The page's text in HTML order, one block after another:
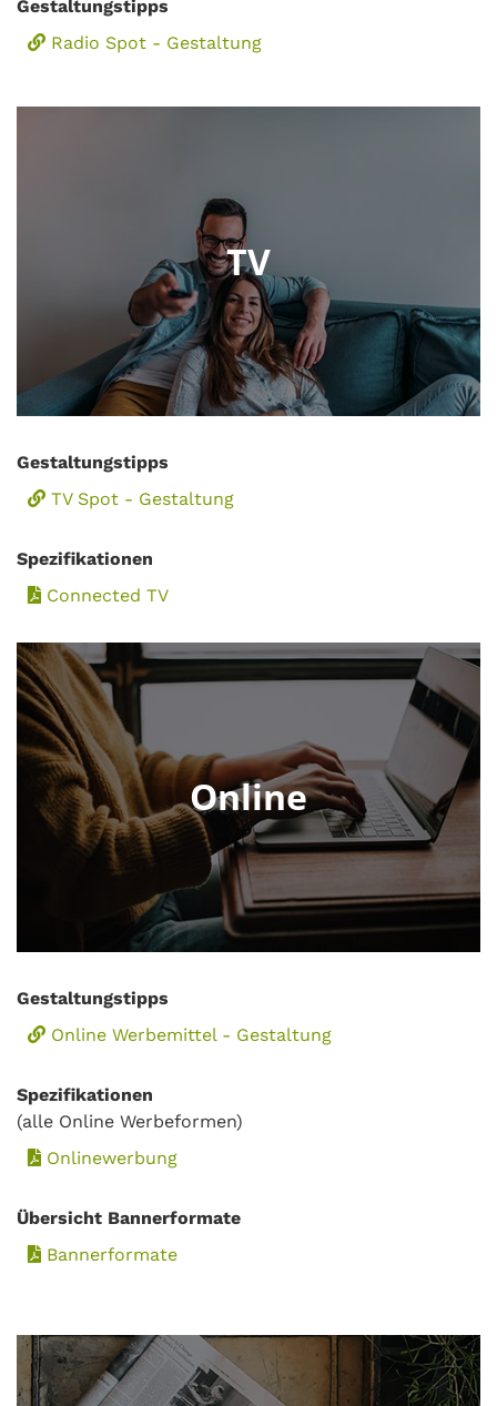
Gestaltungstipps
Radio Spot - Gestaltung
TV
Gestaltungstipps
TV Spot - Gestaltung
Spezifikationen
Connected TV
Online
Gestaltungstipps
Online Werbemittel - Gestaltung
Spezifikationen
(alle Online Werbeformen)
Onlinewerbung
Übersicht Bannerformate
Bannerformate